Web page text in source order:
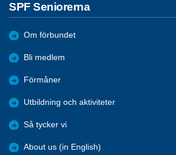
SPF Seniorerna
Om förbundet
Bli medlem
Förmåner
Utbildning och aktiviteter
Så tycker vi
About us (in English)